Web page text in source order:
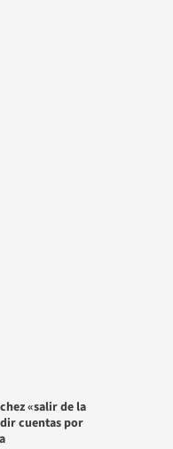
«salir de la
cuentas por